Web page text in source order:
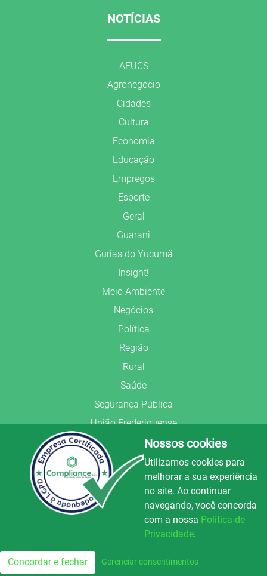
NOTÍCIAS
AFUCS
Agronegócio
Cidades
Cultura
Economia
Educação
Empregos
Esporte
Geral
Guarani
Gurias do Yucumã
Insight!
Meio Ambiente
Negócios
Política
Região
Rural
Saúde
Segurança Pública
União Frederiquense
© Copyright 2022.LA+.
Todos os direitos reservados.
Preparado no
100.3
FM
Nossos cookies
Utilizamos cookies para
melhorar a sua experiência
no site. Ao continuar
navegando, você concorda
com a nossa Política de
Privacidade.
Concordar e fechar Gerenciar consentimentos